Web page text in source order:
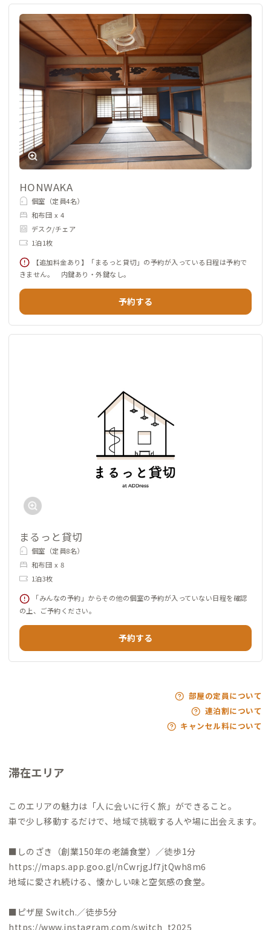
これからの働き方を考えたい人。
ここは「ゆっくり滞在する場所」であり、
「仕事をする場所」であり、
「人と出会う場所」。
おじいちゃんと、スリランカカレーとともに、
少し違う時間を過ごしてみませんか。
辛くないカレーもつくれますよ♪
HONWAKA
個室（定員4名）
和布団 x 4
デスク/チェア
1泊1枚
【追加料金あり】「まるっと貸切」の予約が入っている日程は予約で
きません。 内鍵あり・外鍵なし。
予約する
まるっと貸切
個室（定員8名）
和布団 x 8
1泊3枚
「みんなの予約」からその他の個室の予約が入っていない日程を確認
の上、ご予約ください。
予約する
部屋の定員について
連泊割について
キャンセル料について
滞在エリア
このエリアの魅力は「人に会いに行く旅」ができること。
車で少し移動するだけで、地域で挑戦する人や場に出会えます。
■しのざき（創業150年の老舗食堂）／徒歩1分
https://maps.app.goo.gl/nCwrjgJf7jtQwh8m6
地域に愛され続ける、懐かしい味と空気感の食堂。
■ピザ屋 Switch.／徒歩5分
https://www.instagram.com/switch_t2025